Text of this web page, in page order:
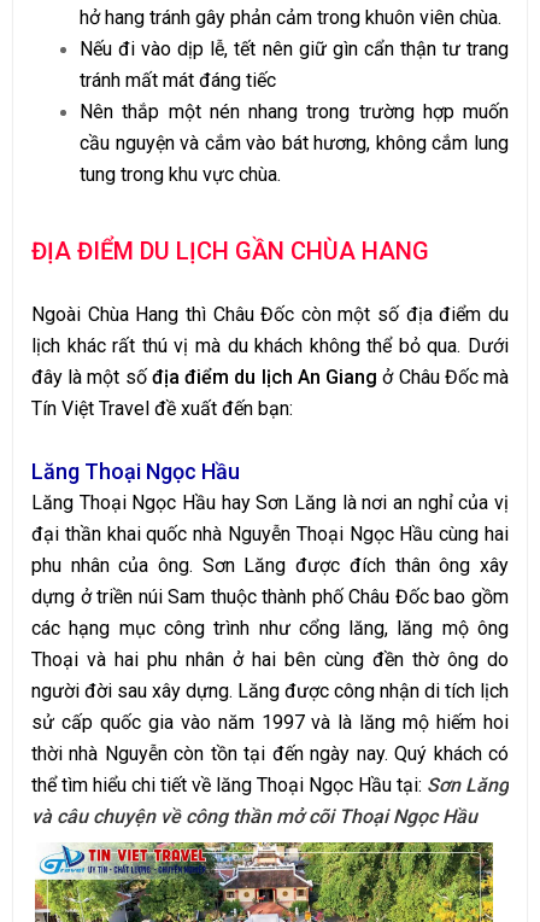
hở hang tránh gây phản cảm trong khuôn viên chùa.
Nếu đi vào dịp lễ, tết nên giữ gìn cẩn thận tư trang
tránh mất mát đáng tiếc
Nên thắp một nén nhang trong trường hợp muốn
cầu nguyện và cắm vào bát hương, không cắm lung
tung trong khu vực chùa.
ĐỊA ĐIỂM DU LỊCH GẦN CHÙA HANG
Ngoài Chùa Hang thì Châu Đốc còn một số địa điểm du
lịch khác rất thú vị mà du khách không thể bỏ qua. Dưới
đây là một số địa điểm du lịch An Giangở Châu Đốc mà
Tín Việt Travel đề xuất đến bạn:
Lăng Thoại Ngọc Hầu
Lăng Thoại Ngọc Hầu hay Sơn Lăng là nơi an nghỉ của vị
đại thần khai quốc nhà Nguyễn Thoại Ngọc Hầu cùng hai
phu nhân của ông. Sơn Lăng được đích thân ông xây
dựng ở triền núi Sam thuộc thành phố Châu Đốc bao gồm
các hạng mục công trình như cổng lăng, lăng mộ ông
Thoại và hai phu nhân ở hai bên cùng đền thờ ông do
người đời sau xây dựng. Lăng được công nhận di tích lịch
sử cấp quốc gia vào năm 1997 và là lăng mộ hiếm hoi
thời nhà Nguyễn còn tồn tại đến ngày nay. Quý khách có
thể tìm hiểu chi tiết về lăng Thoại Ngọc Hầu tại: Sơn Lăng
và câu chuyện về công thần mở cõi Thoại Ngọc Hầu